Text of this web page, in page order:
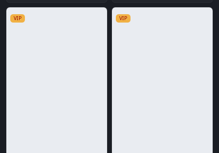
VIP VIP